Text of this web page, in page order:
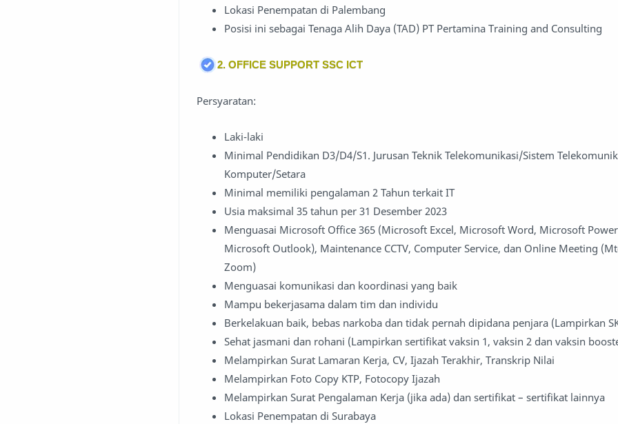
Lokasi Penempatan di Palembang
Posisi ini sebagai Tenaga Alih Daya (TAD) PT Pertamina Training and Consulting
2. OFFICE SUPPORT SSC ICT
Persyaratan:
Laki-laki
Minimal Pendidikan D3/D4/S1. Jurusan Teknik Telekomunikasi/Sistem
Komputer/Setara
Minimal memiliki pengalaman 2 Tahun terkait IT
Usia maksimal 35 tahun per 31 Desember 2023
Menguasai Microsoft Office 365 (Microsoft Excel, Microsoft Word, Microsoft
Microsoft Outlook), Maintenance CCTV, Computer Service, dan Online Meeting
Zoom)
Menguasai komunikasi dan koordinasi yang baik
Mampu bekerjasama dalam tim dan individu
Berkelakuan baik, bebas narkoba dan tidak pernah dipidana penjara (Lampirkan
Sehat jasmani dan rohani (Lampirkan sertifikat vaksin 1, vaksin 2 dan vaksin
Melampirkan Surat Lamaran Kerja, CV, Ijazah Terakhir, Transkrip Nilai
Melampirkan Foto Copy KTP, Fotocopy Ijazah
Melampirkan Surat Pengalaman Kerja (jika ada) dan sertifikat – sertifikat lainnya
Lokasi Penempatan di Surabaya